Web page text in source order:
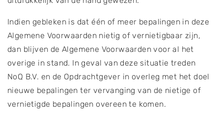
Indien gebleken is dat één of meer bepalingen in deze
Algemene Voorwaarden nietig of vernietigbaar zijn,
dan blijven de Algemene Voorwaarden voor al het
overige in stand. In geval van deze situatie treden
NoQ B.V. en de Opdrachtgever in overleg met het doel
nieuwe bepalingen ter vervanging van de nietige of
vernietigde bepalingen overeen te komen.